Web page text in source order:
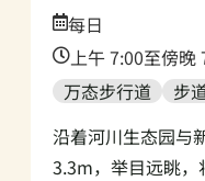
Date:
每日
Time:
上午 7:00至傍晚
万态步行道
步
沿着河川生态园与
3.3m，举目远眺，